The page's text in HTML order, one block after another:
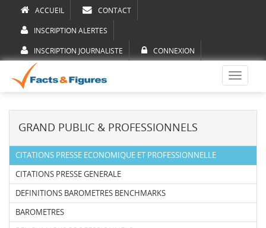
ACCUEIL CONTACT
INSCRIPTION ALERTES
INSCRIPTION JOURNALISTE CONNEXION
Toggle
GRAND PUBLIC & PROFESSIONNELS
CITATIONS PRESSE ECONOMIQUE ET PROFESSIONNELLE
CITATIONS PRESSE GENERALE
DEFINITIONS BAROMETRES BENCHMARKS
BAROMETRES